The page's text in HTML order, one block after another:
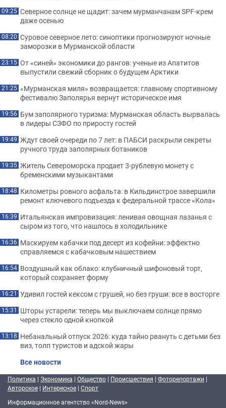
09:25 Северное солнце не щадит: зачем мурманчанам SPF-крем
даже осенью
08:20 Суровое северное лето: синоптики прогнозируют ночные
заморозки в Мурманской области
23:15 От «синей» экономики до рангов: ученые из Апатитов
выпустили свежий сборник о будущем Арктики
21:25 «Мурманская миля» возвращается: главному спортивному
фестивалю Заполярья вернут историческое имя
19:56 Бум заполярного туризма: Мурманская область вырвалась
в лидеры СЗФО по приросту гостей
19:49 Ждут своей очереди по 7 лет: в ПАБСИ раскрыли секреты
ручного труда заполярных ботаников
19:35 Житель Североморска продает 3-рублевую монету с
бременскими музыкантами
18:48 Километры ровного асфальта: в Кильдинстрое завершили
ремонт ключевого подъезда к федеральной трассе «Кола»
16:39 Итальянская импровизация: ленивая овощная лазанья с
сыром из того, что нашлось в холодильнике
16:36 Маскируем кабачки под десерт из кофейни: эффектно
справляемся с кабачковым нашествием
16:54 Воздушный как облако: клубничный шифоновый торт,
который сохраняет форму
16:21 Удивил гостей кексом с грушей, но без груши: все в восторге
15:31 Шторы устарели: теперь мы выключаем солнце прямо
через стекло одной кнопкой
13:18 Небанальный отпуск 2026: куда тайно рвануть с детьми без
виз, толп туристов и адской жары
Все новости
Политика | Экономика | Общество | Происшествия | Фоторепортажи |
Авторское | Интересное | Спорт
Информационное агентство «Nord-News»